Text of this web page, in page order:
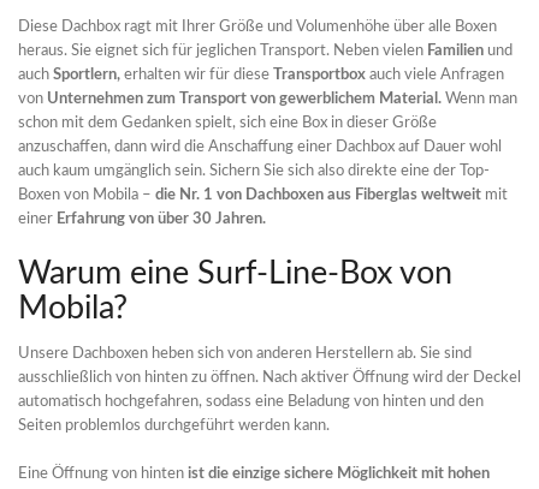
Diese Dachbox ragt mit Ihrer Größe und Volumenhöhe über alle Boxen
heraus. Sie eignet sich für jeglichen Transport. Neben vielen Familien und
auch Sportlern, erhalten wir für diese Transportbox auch viele Anfragen
von Unternehmen zum Transport von gewerblichem Material. Wenn man
schon mit dem Gedanken spielt, sich eine Box in dieser Größe
anzuschaffen, dann wird die Anschaffung einer Dachbox auf Dauer wohl
auch kaum umgänglich sein. Sichern Sie sich also direkte eine der Top-
Boxen von Mobila – die Nr. 1 von Dachboxen aus Fiberglas weltweit mit
einer Erfahrung von über 30 Jahren.
Warum eine Surf-Line-Box von
Mobila?
Unsere Dachboxen heben sich von anderen Herstellern ab. Sie sind
ausschließlich von hinten zu öffnen. Nach aktiver Öffnung wird der Deckel
automatisch hochgefahren, sodass eine Beladung von hinten und den
Seiten problemlos durchgeführt werden kann.
Eine Öffnung von hinten ist die einzige sichere Möglichkeit mit hohen